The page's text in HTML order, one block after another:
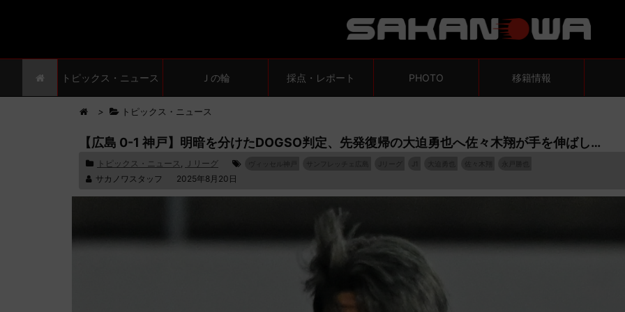
トピックス・ニュース Ｊの輪 採点・レポート PHOTO 移籍情報
> トピックス・ニュース
【広島 0-1 神戸】明暗を分けたDOGSO判定、先発復帰の大迫勇也へ佐々木翔が手を伸ばし…
トピックス・ニュース , Ｊリーグ ヴィッセル神戸 佐々木翔
サカノワスタッフ 2025年8月20日